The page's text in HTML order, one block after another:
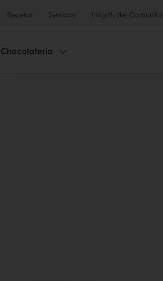
Recetas Servicios Insights del
Chocolatería